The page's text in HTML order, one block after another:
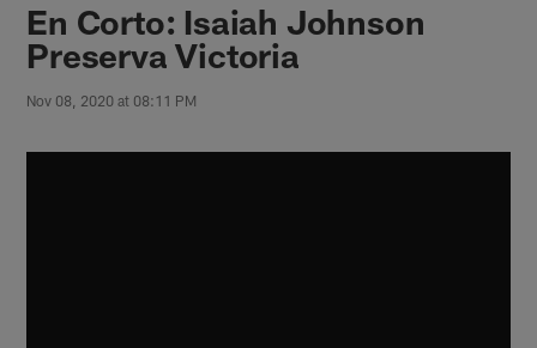
En Corto: Isaiah Johnson
Preserva Victoria
Nov 08, 2020 at 08:11 PM